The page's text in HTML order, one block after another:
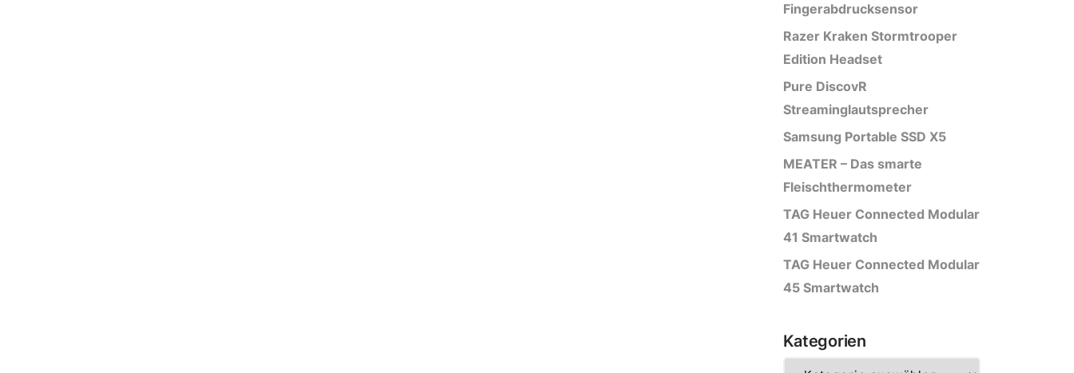
Fingerabdrucksensor
Razer Kraken Stormtrooper
Edition Headset
Pure DiscovR
Streaminglautsprecher
Samsung Portable SSD X5
MEATER – Das smarte
Fleischthermometer
TAG Heuer Connected Modular
41 Smartwatch
TAG Heuer Connected Modular
45 Smartwatch
Kategorien